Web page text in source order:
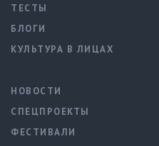
ТЕСТЫ
БЛОГИ
КУЛЬТУРА В ЛИЦАХ
НОВОСТИ
СПЕЦПРОЕКТЫ
ФЕСТИВАЛИ